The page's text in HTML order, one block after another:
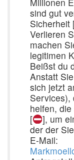
sind gut
Sicherheit
Verlieren
machen
legitimen
Beißst du
Anstatt
sich jetzt
Services),
helfen,
[
], um
der der
E-Mail: